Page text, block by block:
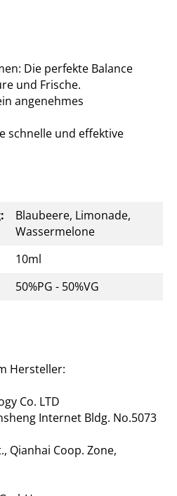
Die perfekte Balance
und Frische.
angenehmes
schnelle und effektive
Blaubeere, Limonade,
Wassermelone
10ml
50%PG - 50%VG
Hersteller:
Co. LTD
Internet Bldg. No.5073
Qianhai Coop. Zone,